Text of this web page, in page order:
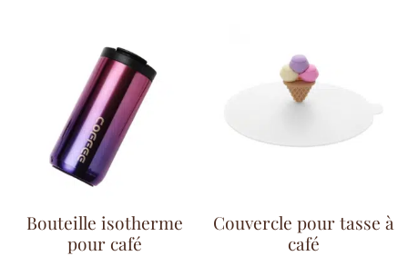
Bouteille isotherme
pour café
Couvercle pour tasse à
café